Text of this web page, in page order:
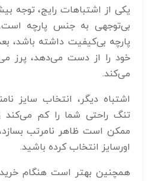
یکی از اشتباهات رایج، توجه
بی‌توجهی به جنس پارچه
پارچه بی‌کیفیت داشته باشد،
خود را از دست می‌دهد، پرز
می‌کند.
اشتباه دیگر، انتخاب سایز
تنگ راحتی شما را کم
ممکن است ظاهر نامرتب
اورسایز انتخاب کرده باشید.
همچنین بهتر است هنگام